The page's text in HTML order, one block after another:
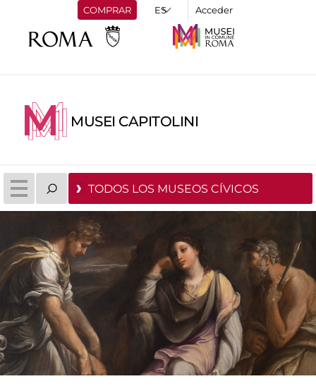
COMPRAR Acceder
MUSEI CAPITOLINI
TODOS LOS MUSEOS CÍVICOS